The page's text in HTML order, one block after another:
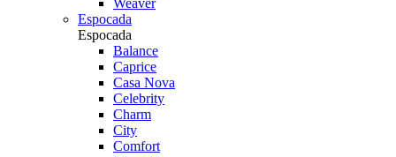
Weaver
Espocada
Espocada
Balance
Caprice
Casa Nova
Celebrity
Charm
City
Comfort